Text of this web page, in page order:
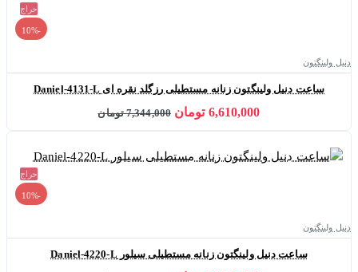
حراج
-10%
دنیل ولینگتون
ساعت دنیل ولینگتون زنانه مستطیلی رزگلد نقره ای Daniel-4131-L
6,610,000 تومان 7,344,000 تومان
حراج
-10%
دنیل ولینگتون
ساعت دنیل ولینگتون زنانه مستطیلی سیلور Daniel-4220-L